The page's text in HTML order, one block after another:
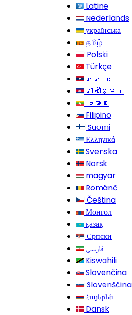
Latine
Nederlands
українська
தமிழ்
Polski
Türkçe
ພາສາລາວ
ភាសាខ្មែរ
ဗမာစာ
Filipino
Suomi
Ελληνικά
Svenska
Norsk
magyar
Română
Čeština
Монгол
қазақ
Српски
فارسی
Kiswahili
Slovenčina
Slovenščina
Հայերեն
Dansk